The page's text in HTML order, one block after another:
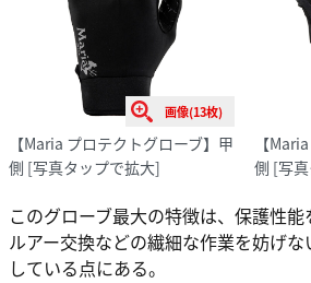
画像(13枚)
【Maria プロテクトグローブ】甲
側 [写真タップで拡大]
【
側 [写
このグローブ最大の特徴は、保護性
ルアー交換などの繊細な作業を妨げ
している点にある。